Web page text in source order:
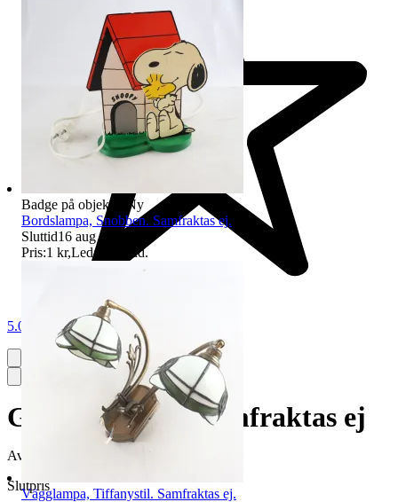
5.0
Glasflöten, 4st. Samfraktas ej
Avslutad
Slutpris
Badge på objektet:
Ny
Bordslampa, Snobben. Samfraktas ej.
Sluttid16 aug 18:36
Pris:1 kr,Ledande bud.
Vägglampa, Tiffanystil. Samfraktas ej.